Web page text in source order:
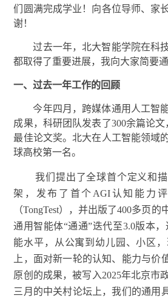
们圆满完成学业！向各位导师、家
谢！
过去一年，北大智能学院在科
都取得了重要进展，我向大家简要通
一、过去一年工作的回顾
今年四月， 跨媒体通用人工智
成果，科研团队发表了300余篇论
最佳论文奖。北大在人工智能领域
球高校第一名。
我们提出了全球首个定义和
架，发布了首个AGI认知能力
（TongTest），并出版了400多页
通用智能体“通通”迭代至3.0版本
能水平，从公寓到幼儿园、小区
上，面对新一轮的认知、能力与价
原创的成果，被写入2025年北京市
三 月的中关村论坛上，我们的通用